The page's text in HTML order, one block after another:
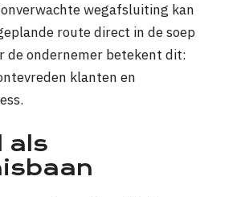
wegafsluiting kan
route direct in de soep
de ondernemer betekent dit:
klanten en
als